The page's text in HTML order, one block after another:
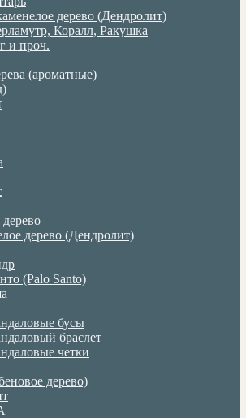
дерево (Дендролит)
Коралл, Ракушка
и проч.
(ароматные)
дерево (Дендролит)
(Palo Santo)
бусы
браслет
четки
дерево)